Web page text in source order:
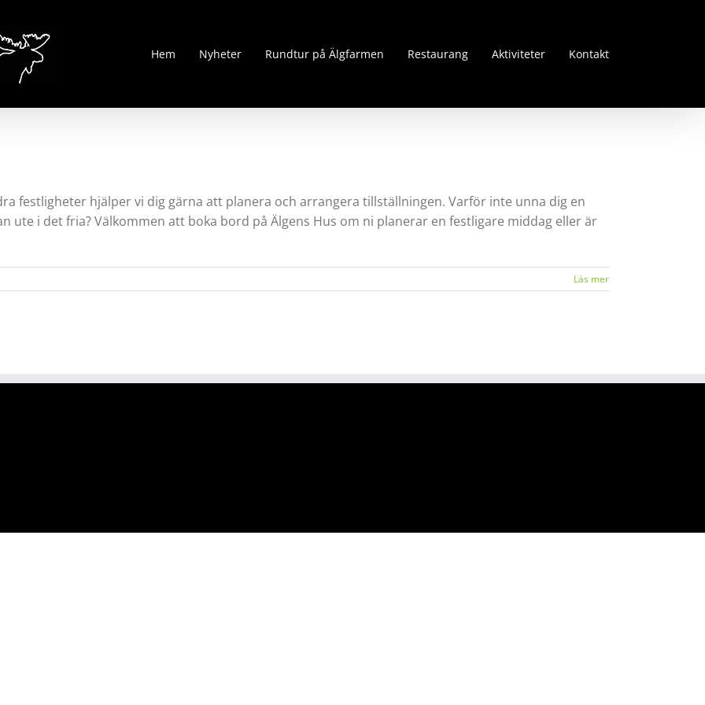
Hem Nyheter Rundtur på Älgfarmen Restaurang Aktiviteter Kontakt
festligheter hjälper vi dig gärna att planera och arrangera tillställningen. Varför inte unna dig en
ute i det fria? Välkommen att boka bord på Älgens Hus om ni planerar en festligare middag eller är
Läs mer